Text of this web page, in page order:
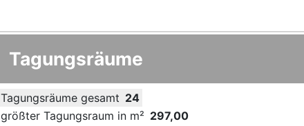
Tagungsräume
Tagungsräume gesamt 24
größter Tagungsraum in m² 297,00